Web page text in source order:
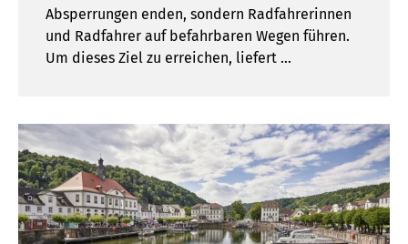
Absperrungen enden, sondern Radfahrerinnen
und Radfahrer auf befahrbaren Wegen führen.
Um dieses Ziel zu erreichen, liefert …